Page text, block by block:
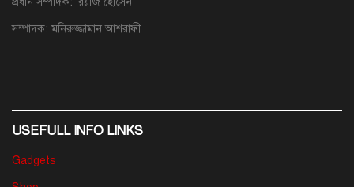
সম্পাদক: মনিরুজ্জামান আশরাফী
USEFULL INFO LINKS
Gadgets